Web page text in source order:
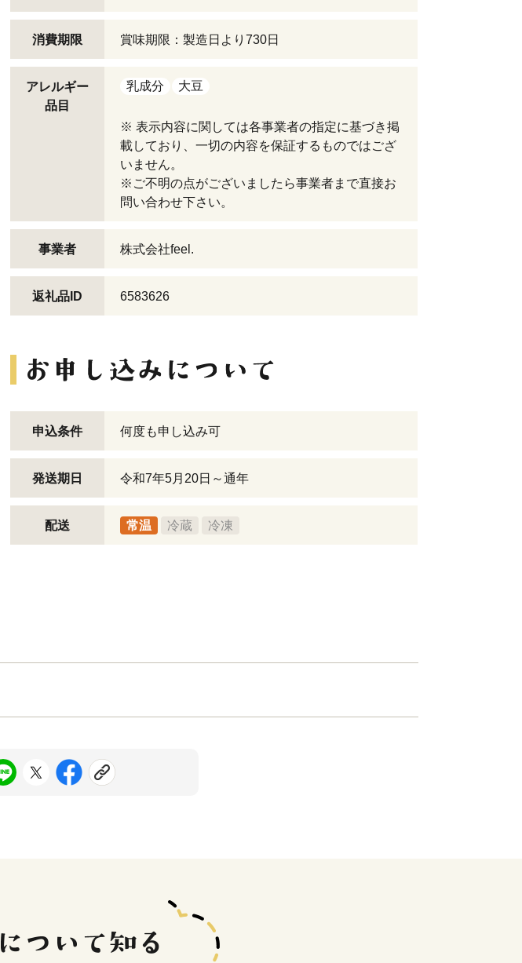
消費期限 賞味期限：製造日より730日
アレルギー
品目
乳成分 大豆
※ 表示内容に関しては各事業者の指定に基づき掲
載しており、一切の内容を保証するものではござ
いません。
※ご不明の点がございましたら事業者まで直接お
問い合わせ下さい。
事業者 株式会社feel.
返礼品ID 6583626
申込条件 何度も申し込み可
発送期日 令和7年5月20日～通年
配送 常温 冷蔵 冷凍